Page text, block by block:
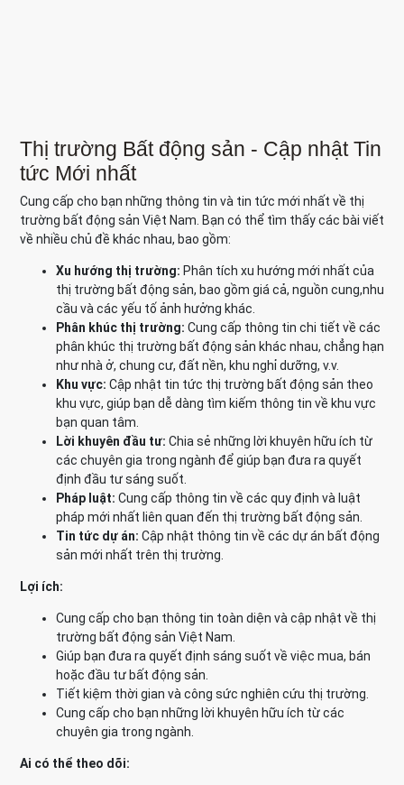
Thị trường Bất động sản - Cập nhật Tin
tức Mới nhất
Cung cấp cho bạn những thông tin và tin tức mới nhất về thị
trường bất động sản Việt Nam. Bạn có thể tìm thấy các bài viết
về nhiều chủ đề khác nhau, bao gồm:
Xu hướng thị trường: Phân tích xu hướng mới nhất của
thị trường bất động sản, bao gồm giá cả, nguồn cung,nhu
cầu và các yếu tố ảnh hưởng khác.
Phân khúc thị trường: Cung cấp thông tin chi tiết về các
phân khúc thị trường bất động sản khác nhau, chẳng hạn
như nhà ở, chung cư, đất nền, khu nghỉ dưỡng, v.v.
Khu vực: Cập nhật tin tức thị trường bất động sản theo
khu vực, giúp bạn dễ dàng tìm kiếm thông tin về khu vực
bạn quan tâm.
Lời khuyên đầu tư: Chia sẻ những lời khuyên hữu ích từ
các chuyên gia trong ngành để giúp bạn đưa ra quyết
định đầu tư sáng suốt.
Pháp luật: Cung cấp thông tin về các quy định và luật
pháp mới nhất liên quan đến thị trường bất động sản.
Tin tức dự án: Cập nhật thông tin về các dự án bất động
sản mới nhất trên thị trường.
Lợi ích:
Cung cấp cho bạn thông tin toàn diện và cập nhật về thị
trường bất động sản Việt Nam.
Giúp bạn đưa ra quyết định sáng suốt về việc mua, bán
hoặc đầu tư bất động sản.
Tiết kiệm thời gian và công sức nghiên cứu thị trường.
Cung cấp cho bạn những lời khuyên hữu ích từ các
chuyên gia trong ngành.
Ai có thể theo dõi: